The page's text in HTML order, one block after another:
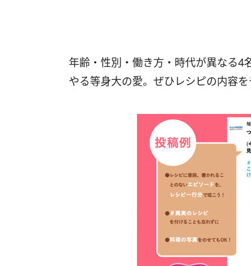
年齢・性別・働き方・時代が異なる4
やる等身大の愛。ぜひレシピの内容を